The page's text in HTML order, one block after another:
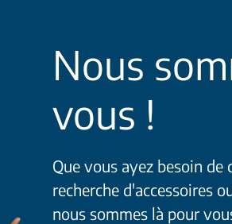
Nous
vous !
Que vous ayez besoin de
recherche d'accessoires
nous sommes là pour